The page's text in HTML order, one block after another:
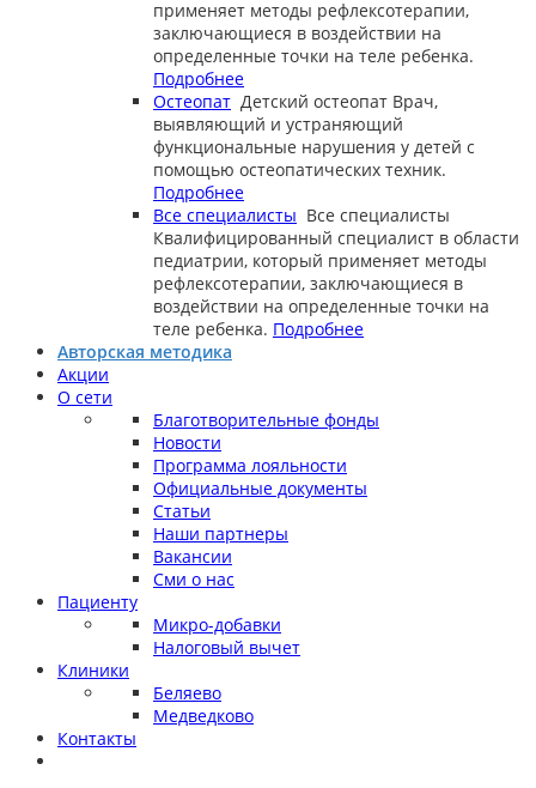
применяет методы рефлексотерапии,
заключающиеся в воздействии на
определенные точки на теле ребенка.
Подробнее
Остеопат Детский остеопат Врач,
выявляющий и устраняющий
функциональные нарушения у детей с
помощью остеопатических техник.
Подробнее
Все специалисты Все специалисты
Квалифицированный специалист в области
педиатрии, который применяет методы
рефлексотерапии, заключающиеся в
воздействии на определенные точки на
теле ребенка. Подробнее
Авторская методика
Акции
О сети
Благотворительные фонды
Новости
Программа лояльности
Официальные документы
Статьи
Наши партнеры
Вакансии
Сми о нас
Пациенту
Микро-добавки
Налоговый вычет
Клиники
Беляево
Медведково
Контакты